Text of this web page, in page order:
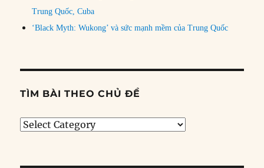
Trung Quốc, Cuba
‘Black Myth: Wukong’ và sức mạnh mềm của Trung Quốc
TÌM BÀI THEO CHỦ ĐỀ
Tìm